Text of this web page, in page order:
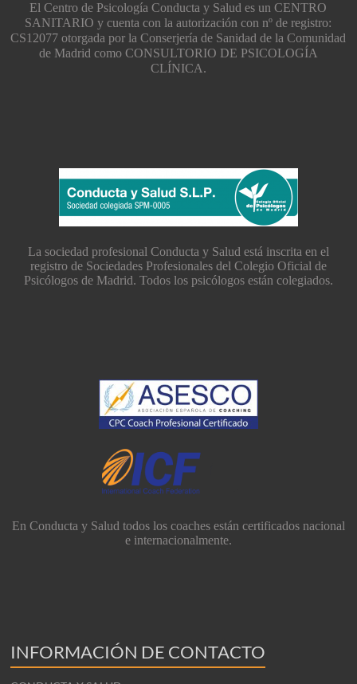
El Centro de Psicología Conducta y Salud es un CENTRO
SANITARIO y cuenta con la autorización con nº de registro:
CS12077 otorgada por la Conserjería de Sanidad de la Comunidad
de Madrid como CONSULTORIO DE PSICOLOGÍA
CLÍNICA.
La sociedad profesional Conducta y Salud está inscrita en el
registro de Sociedades Profesionales del Colegio Oficial de
Psicólogos de Madrid. Todos los psicólogos están colegiados.
En Conducta y Salud todos los coaches están certificados nacional
e internacionalmente.
INFORMACIÓN DE CONTACTO